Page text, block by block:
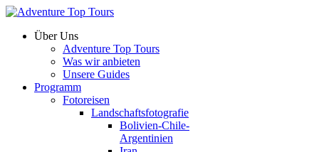
Über Uns
Adventure Top Tours
Was wir anbieten
Unsere Guides
Programm
Fotoreisen
Landschaftsfotografie
Bolivien-Chile-
Argentinien